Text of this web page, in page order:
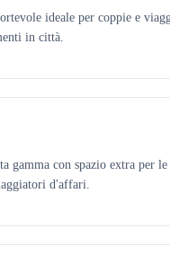
ideale per coppie e
in città.
gamma con spazio extra per le
d'affari.